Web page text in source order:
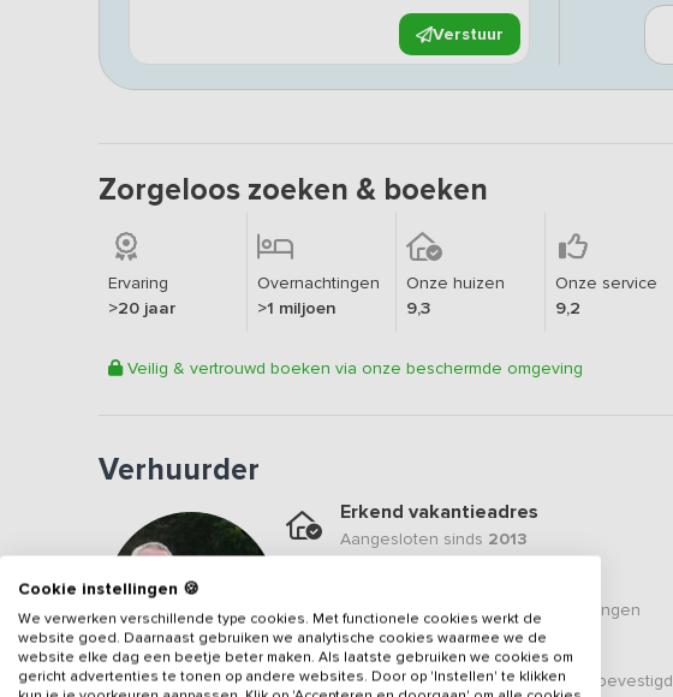
Verstuur
Zorgeloos zoeken & boeken
Ervaring
>20 jaar
Overnachtingen
>1 miljoen
Onze huizen
9,3
Onze service
9,2
Veilig & vertrouwd boeken via onze beschermde omgeving
Verhuurder
Erkend vakantieadres
Aangesloten sinds 2013
Een 9.7 op basis van 12 beoordelingen
Veilig & vertrouwd
Gegevens van de verhuurder zijn bevestigd
Cookie instellingen 🍪
We verwerken verschillende type cookies. Met functionele cookies werkt de
website goed. Daarnaast gebruiken we analytische cookies waarmee we de
website elke dag een beetje beter maken. Als laatste gebruiken we cookies om
gericht advertenties te tonen op andere websites. Door op 'Instellen' te klikken